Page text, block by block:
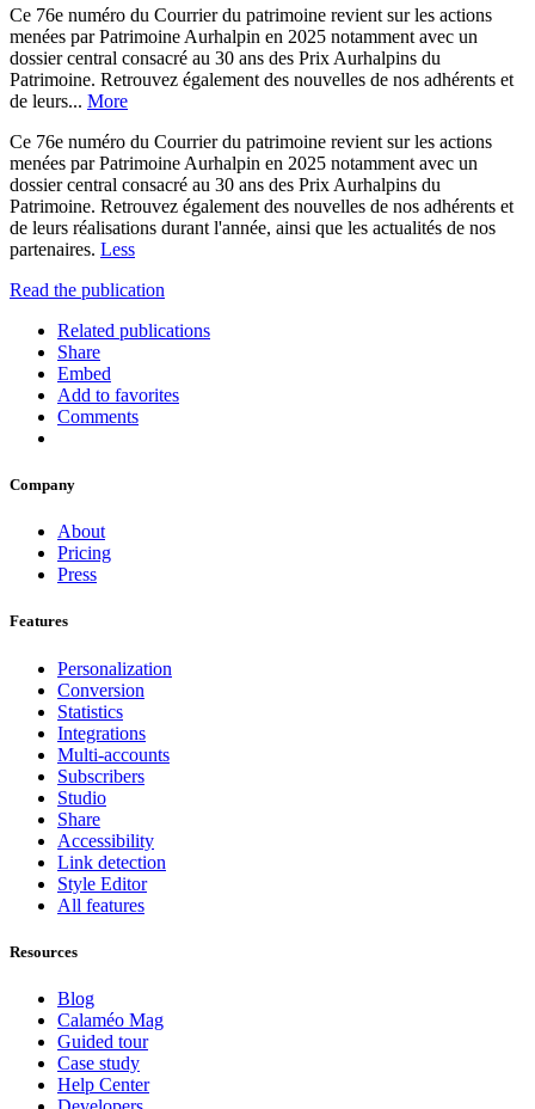
Ce 76e numéro du Courrier du patrimoine revient sur les actions
menées par Patrimoine Aurhalpin en 2025 notamment avec un
dossier central consacré au 30 ans des Prix Aurhalpins du
Patrimoine. Retrouvez également des nouvelles de nos adhérents et
de leurs... More
Ce 76e numéro du Courrier du patrimoine revient sur les actions
menées par Patrimoine Aurhalpin en 2025 notamment avec un
dossier central consacré au 30 ans des Prix Aurhalpins du
Patrimoine. Retrouvez également des nouvelles de nos adhérents et
de leurs réalisations durant l'année, ainsi que les actualités de nos
partenaires. Less
Read the publication
Related publications
Share
Embed
Add to favorites
Comments
Company
About
Pricing
Press
Features
Personalization
Conversion
Statistics
Integrations
Multi-accounts
Subscribers
Studio
Share
Accessibility
Link detection
Style Editor
All features
Resources
Blog
Calaméo Mag
Guided tour
Case study
Help Center